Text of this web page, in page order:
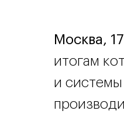
Москва,
итогам
и системы